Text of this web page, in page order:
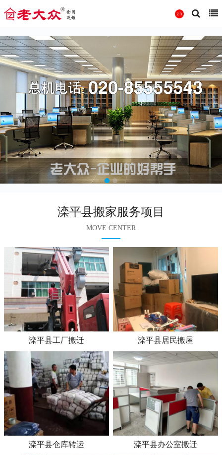
滦平县搬家服务项目
MOVE CENTER
滦平县工厂搬迁 滦平县居民搬屋
滦平县仓库转运 滦平县办公室搬迁